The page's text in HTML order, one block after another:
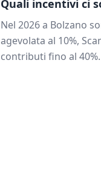
Quali incentivi ci
Nel 2026 a Bolzano
agevolata al 10%,
contributi fino al 40%.